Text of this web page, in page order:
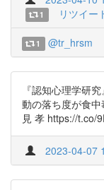
1 リツイー
1 @tr_hrsm
『認知心理学研
動の落ち度が食
見 孝 https://t.co/
2023-04-07